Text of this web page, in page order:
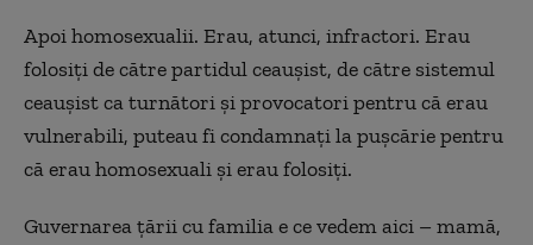
Apoi homosexualii. Erau, atunci, infractori. Erau
folosiți de către partidul ceaușist, de către sistemul
ceaușist ca turnători și provocatori pentru că erau
vulnerabili, puteau fi condamnați la pușcărie pentru
că erau homosexuali și erau folosiți.
Guvernarea țării cu familia e ce vedem aici – mamă,